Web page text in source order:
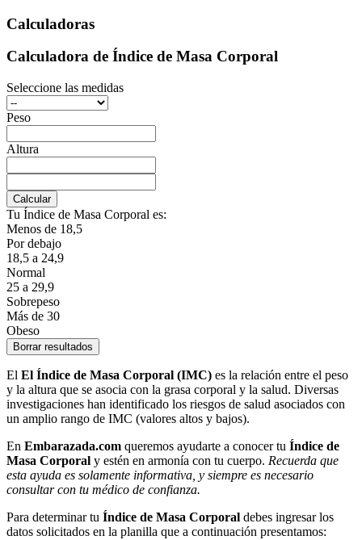
Calculadoras
Calculadora de Índice de Masa Corporal
Seleccione las medidas
Peso
Altura
Tu Índice de Masa Corporal es:
Menos de 18,5
Por debajo
18,5 a 24,9
Normal
25 a 29,9
Sobrepeso
Más de 30
Obeso
El El Índice de Masa Corporal (IMC) es la relación entre el peso
y la altura que se asocia con la grasa corporal y la salud. Diversas
investigaciones han identificado los riesgos de salud asociados con
un amplio rango de IMC (valores altos y bajos).
En Embarazada.com queremos ayudarte a conocer tu Índice de
Masa Corporal y estén en armonía con tu cuerpo. Recuerda que
esta ayuda es solamente informativa, y siempre es necesario
consultar con tu médico de confianza.
Para determinar tu Índice de Masa Corporal debes ingresar los
datos solicitados en la planilla que a continuación presentamos: